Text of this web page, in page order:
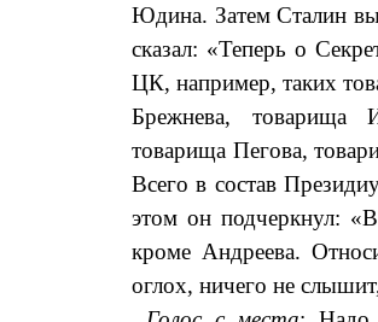
Юдина. Затем Сталин
сказал: «Теперь о
ЦК, например, таких
Брежнева, товарища
товарища Пегова,
Всего в состав
этом он подчеркнул:
кроме Андреева.
оглох, ничего не